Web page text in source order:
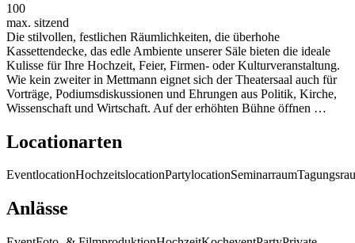
100
max. sitzend
Die stilvollen, festlichen Räumlichkeiten, die überhohe
Kassettendecke, das edle Ambiente unserer Säle bieten die ideale
Kulisse für Ihre Hochzeit, Feier, Firmen- oder Kulturveranstaltung.
Wie kein zweiter in Mettmann eignet sich der Theatersaal auch für
Vorträge, Podiumsdiskussionen und Ehrungen aus Politik, Kirche,
Wissenschaft und Wirtschaft. Auf der erhöhten Bühne öffnen …
Locationarten
EventlocationHochzeitslocationPartylocationSeminarraum
Anlässe